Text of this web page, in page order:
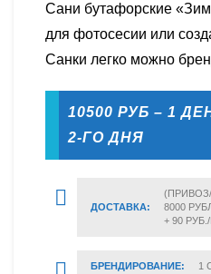
Сани бутафорские
для фотосесии или
Санки легко можно
10500 РУБ – 1
2-ГО ДНЯ
ДОСТАВКА:
8000
+ 90
БРЕНДИРОВАНИЕ: 1